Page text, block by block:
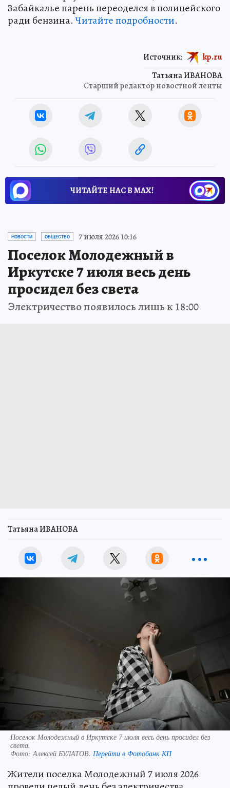
Забайкалье парень переоделся в полицейского
ради бензина.Читайте подробности.
Татьяна ИВАНОВА
Старший редактор новостной ленты
Источник: kp.ru
ЧИТАЙТЕ НАС В МАХ!
НОВОСТИ ОБЩЕСТВО 7 июля 2026 10:16
Поселок Молодежный в
Иркутске 7 июля весь день
просидел без света
Электричество появилось лишь к 18:00
Татьяна ИВАНОВА
Поселок Молодежный в Иркутске 7 июля весь день просидел без
света.
Фото:Алексей БУЛАТОВ. Перейти в Фотобанк КП
Жители поселка Молодежный 7 июля 2026